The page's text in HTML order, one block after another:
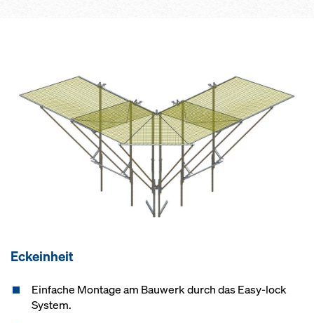
Eckeinheit
Einfache Montage am Bauwerk durch das Easy-lock
System.